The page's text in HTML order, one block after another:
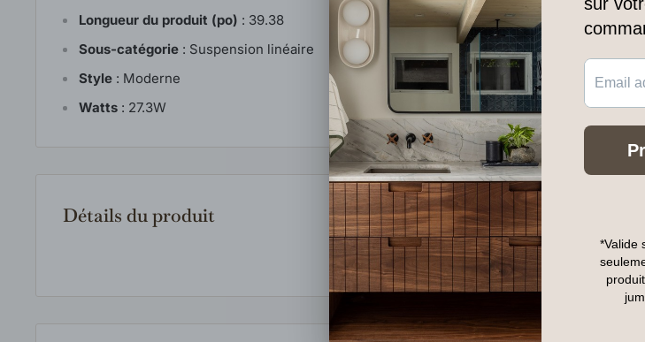
Longueur du produit (po) : 39.38
Sous-catégorie : Suspension linéaire
Style : Moderne
Watts : 27.3W
Détails du produit